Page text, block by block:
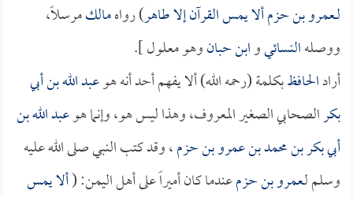
لــعمرو بن حزمألا يمس القرآن إلا طاهر) رواهمالكمرسلاً،
ووصلهالنسائيوابن حبانوهو معلول ].
أرادالحافظبكلمة (رحمه الله) ألا يفهم أحد أنه هوعبد الله بن أبي
بكرالصحابي الصغير المعروف، وهذا ليس هو، وإنما هوعبد الله بن
أبي بكر بن محمد بن عمرو بن حزم، وقد كتب النبي صلى الله عليه
وسلم لـعمرو بن حزمعندما كان أميراً على أهل اليمن: (ألا يمس